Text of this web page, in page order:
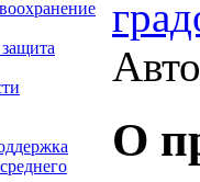
О